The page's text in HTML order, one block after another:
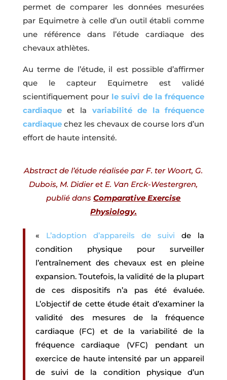
permet de comparer les données mesurées
par Equimetre à celle d’un outil établi comme
une référence dans l’étude cardiaque des
chevaux athlètes.
Au terme de l’étude, il est possible d’affirmer
que le capteur Equimetre est validé
scientifiquement pour le suivi de la fréquence
cardiaqueet la variabilité de la fréquence
cardiaquechez les chevaux de course lors d’un
effort de haute intensité.
Abstract de l’étude réalisée par F. ter Woort, G.
Dubois, M. Didier et E. Van Erck-Westergren,
publié dansComparative Exercise
Physiology.
« L’adoption d’appareils de suivi de la
condition physique pour surveiller
l’entraînement des chevaux est en pleine
expansion. Toutefois, la validité de la plupart
de ces dispositifs n’a pas été évaluée.
L’objectif de cette étude était d’examiner la
validité des mesures de la fréquence
cardiaque (FC) et de la variabilité de la
fréquence cardiaque (VFC) pendant un
exercice de haute intensité par un appareil
de suivi de la condition physique d’un